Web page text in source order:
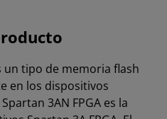
un tipo de memoria flash
en los dispositivos
3AN FPGA es la